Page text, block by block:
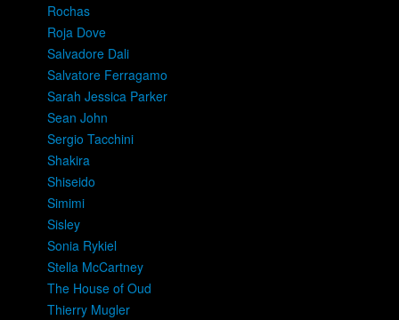
Rochas
Roja Dove
Salvadore Dali
Salvatore Ferragamo
Sarah Jessica Parker
Sean John
Sergio Tacchini
Shakira
Shiseido
Simimi
Sisley
Sonia Rykiel
Stella McCartney
The House of Oud
Thierry Mugler